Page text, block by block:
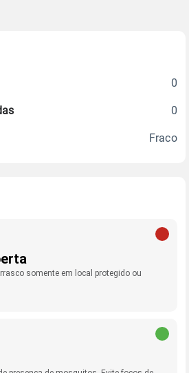
0
0
Fraco
somente em local protegido ou